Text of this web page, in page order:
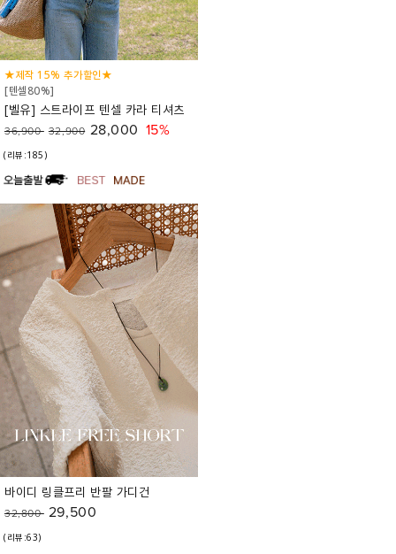
★제작 15% 추가할인★
[텐셀80%]
[벨유] 스트라이프 텐셀 카라 티셔츠
36,900 32,900 28,000 15%
(리뷰:185)
바이디 링클프리 반팔 가디건
32,800 29,500
(리뷰:63)